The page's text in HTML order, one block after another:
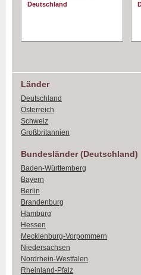
Deutschland
Länder
Deutschland
Österreich
Schweiz
Großbritannien
Bundesländer (Deutschland)
Baden-Württemberg
Bayern
Berlin
Brandenburg
Hamburg
Hessen
Mecklenburg-Vorpommern
Niedersachsen
Nordrhein-Westfalen
Rheinland-Pfalz